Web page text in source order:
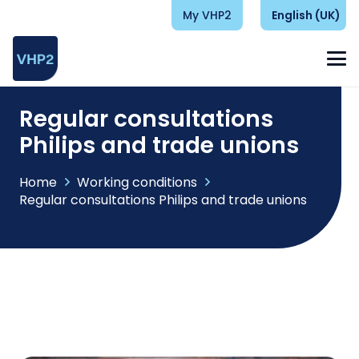
My VHP2 English (UK)
Regular consultations
Philips and trade unions
Home
Working conditions
Regular consultations Philips and trade unions